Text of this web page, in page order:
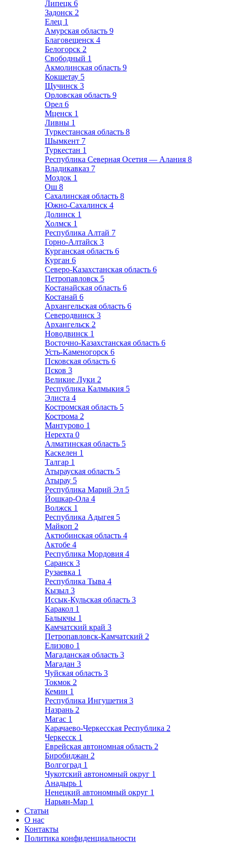
Липецк 6
Задонск 2
Елец 1
Амурская область 9
Благовещенск 4
Белогорск 2
Свободный 1
Акмолинская область 9
Кокшетау 5
Щучинск 3
Орловская область 9
Орел 6
Мценск 1
Ливны 1
Туркестанская область 8
Шымкент 7
Туркестан 1
Республика Северная Осетия — Алания 8
Владикавказ 7
Моздок 1
Ош 8
Сахалинская область 8
Южно-Сахалинск 4
Долинск 1
Холмск 1
Республика Алтай 7
Горно-Алтайск 3
Курганская область 6
Курган 6
Северо-Казахстанская область 6
Петропавловск 5
Костанайская область 6
Костанай 6
Архангельская область 6
Северодвинск 3
Архангельск 2
Новодвинск 1
Восточно-Казахстанская область 6
Усть-Каменогорск 6
Псковская область 6
Псков 3
Великие Луки 2
Республика Калмыкия 5
Элиста 4
Костромская область 5
Кострома 2
Мантурово 1
Нерехта 0
Алматинская область 5
Каскелен 1
Талгар 1
Атырауская область 5
Атырау 5
Республика Марий Эл 5
Йошкар-Ола 4
Волжск 1
Республика Адыгея 5
Майкоп 2
Актюбинская область 4
Актобе 4
Республика Мордовия 4
Саранск 3
Рузаевка 1
Республика Тыва 4
Кызыл 3
Иссык-Кульская область 3
Каракол 1
Балыкчы 1
Камчатский край 3
Петропавловск-Камчатский 2
Елизово 1
Магаданская область 3
Магадан 3
Чуйская область 3
Токмок 2
Кемин 1
Республика Ингушетия 3
Назрань 2
Магас 1
Карачаево-Черкесская Республика 2
Черкесск 1
Еврейская автономная область 2
Биробиджан 2
Волгоград 1
Чукотский автономный округ 1
Анадырь 1
Ненецкий автономный округ 1
Нарьян-Мар 1
Статьи
О нас
Контакты
Политика конфиденциальности